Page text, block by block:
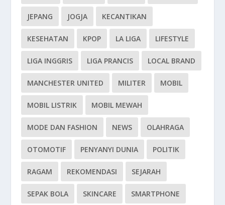
JEPANG JOGJA KECANTIKAN
KESEHATAN KPOP LA LIGA LIFESTYLE
LIGA INGGRIS LIGA PRANCIS LOCAL BRAND
MANCHESTER UNITED MILITER MOBIL
MOBIL LISTRIK MOBIL MEWAH
MODE DAN FASHION NEWS OLAHRAGA
OTOMOTIF PENYANYI DUNIA POLITIK
RAGAM REKOMENDASI SEJARAH
SEPAK BOLA SKINCARE SMARTPHONE